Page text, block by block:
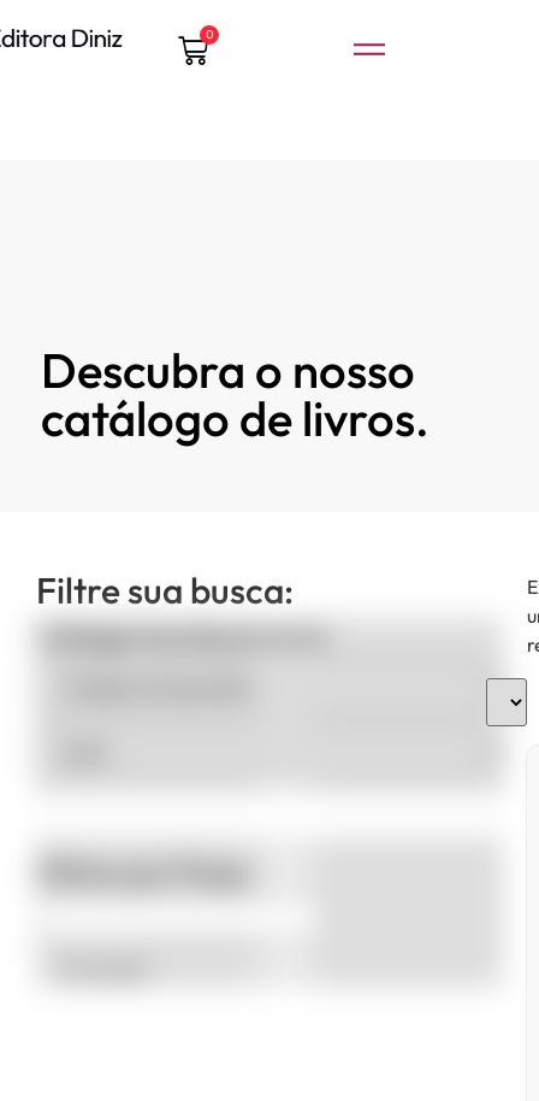
0
Descubra o nosso
catálogo de livros.
Filtre sua busca:
Categorias de produto